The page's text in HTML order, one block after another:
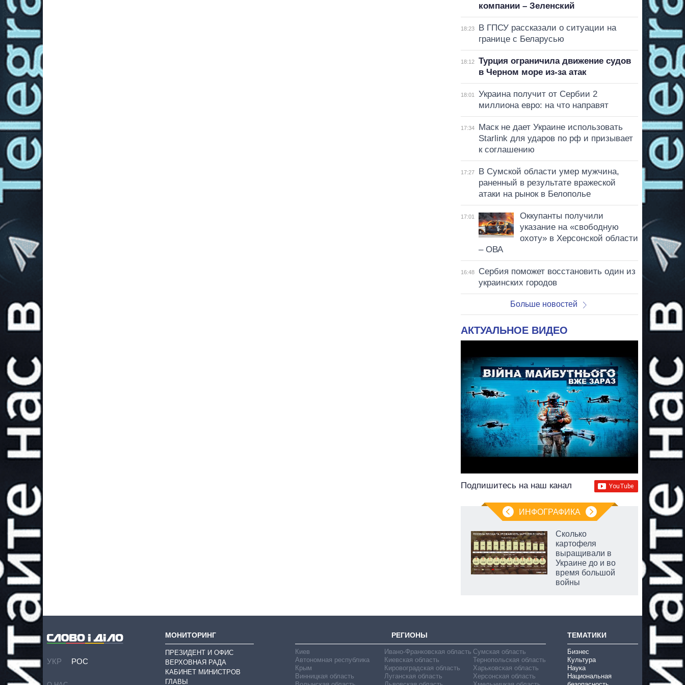
компании – Зеленский
18:23
В ГПСУ рассказали о ситуации на
границе с Беларусью
18:12
Турция ограничила движение судов
в Черном море из-за атак
18:01
Украина получит от Сербии 2
миллиона евро: на что направят
17:34
Маск не дает Украине использовать
Starlink для ударов по рф и призывает
к соглашению
17:27
В Сумской области умер мужчина,
раненный в результате вражеской
атаки на рынок в Белополье
17:01
Оккупанты получили
указание на «свободную
охоту» в Херсонской области
– ОВА
16:48
Сербия поможет восстановить один из
украинских городов
Больше новостей
АКТУАЛЬНОЕ ВИДЕО
Подпишитесь на наш канал
ИНФОГРАФИКА
Сколько
картофеля
выращивали в
Украине до и во
время большой
войны
УКР РОС
МОНИТОРИНГ
ПРЕЗИДЕНТ И ОФИС
ВЕРХОВНАЯ РАДА
КАБИНЕТ МИНИСТРОВ
ГЛАВЫ
РЕГИОНЫ
Киев
Автономная республика
Крым
Винницкая область
Ивано-Франковская область
Киевская область
Кировоградская область
Луганская область
Сумская область
Тернопольская область
Харьковская область
Херсонская область
ТЕМАТИКИ
Бизнес
Культура
Наука
Национальная